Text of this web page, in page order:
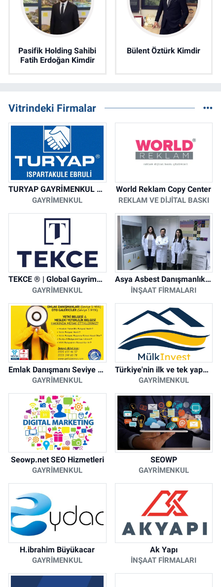
Pasifik Holding Sahibi
Fatih Erdoğan Kimdir
Bülent Öztürk Kimdir
Vitrindeki Firmalar
TURYAP GAYRİMENKUL DANIŞMANLIK HİZMETLERİ
GAYRIMENKUL
World Reklam Copy Center
REKLAM VE DIJITAL BASKI
TEKCE ® | Global Gayrimenkul Şirketi
GAYRIMENKUL
Asya Asbest Danışmanlık - Asbest Söküm ve Asbest Raporu
İNŞAAT FIRMALARI
Emlak Danışmanı Seviye 5 Mesleki Yeterlilik Belgesi
GAYRIMENKUL
Türkiye'nin ilk ve tek yapay zeka destekli arsa ilan platformu
GAYRIMENKUL
Seowp.net SEO Hizmetleri
GAYRIMENKUL
SEOWP
GAYRIMENKUL
H.ibrahim Büyükacar
GAYRIMENKUL
Ak Yapı
İNŞAAT FIRMALARI